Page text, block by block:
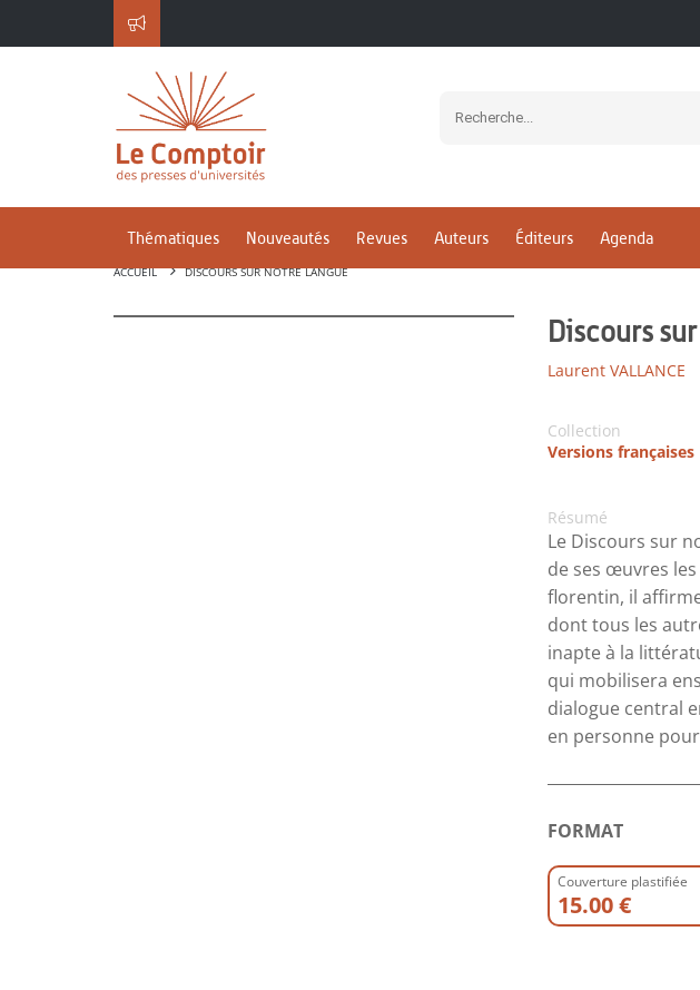
Thématiques Nouveautés Revues Auteurs Éditeurs Agenda
ACCUEIL DISCOURS SUR NOTRE LANGUE
Discours
Laurent VALLANCE
Collection
Versions françaises
Résumé
Le Discours sur
de ses œuvres
florentin, il
dont tous les
inapte à la
qui mobilisera
dialogue central
en personne
FORMAT
Couverture plastifiée
15.00 €